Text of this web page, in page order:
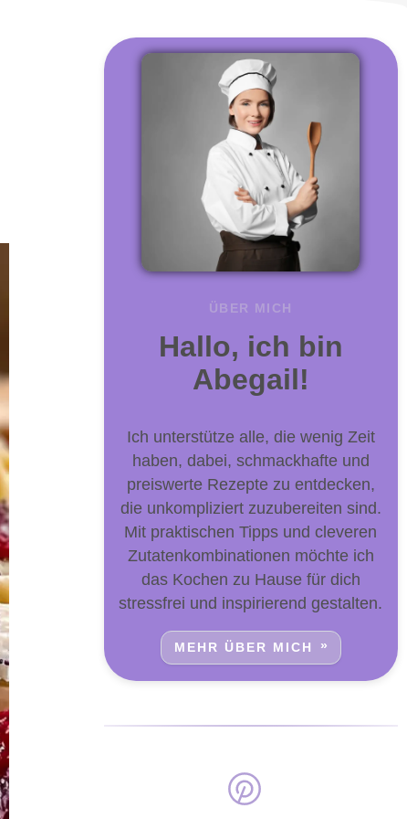
ÜBER MICH
Hallo, ich bin
Abegail!
Ich unterstütze alle, die wenig Zeit
haben, dabei, schmackhafte und
preiswerte Rezepte zu entdecken,
die unkompliziert zuzubereiten sind.
Mit praktischen Tipps und cleveren
Zutatenkombinationen möchte ich
das Kochen zu Hause für dich
stressfrei und inspirierend gestalten.
MEHR ÜBER MICH